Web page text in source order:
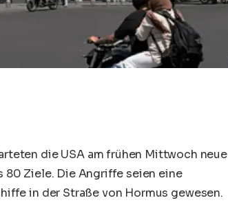
die USA am frühen Mittwoch neue
80 Ziele. Die Angriffe seien eine
in der Straße von Hormus gewesen.